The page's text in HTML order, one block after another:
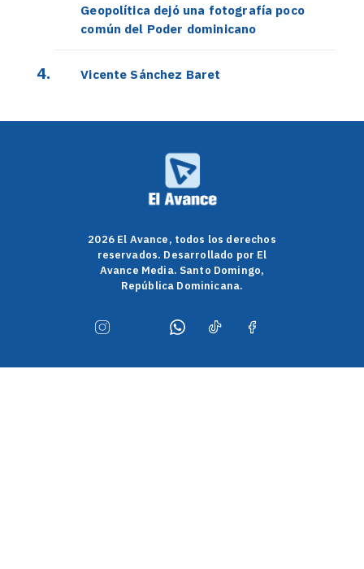
Geopolítica dejó una fotografía poco
común del Poder dominicano
Vicente Sánchez Baret
2026 El Avance, todos los derechos
reservados. Desarrollado por El
Avance Media. Santo Domingo,
República Dominicana.